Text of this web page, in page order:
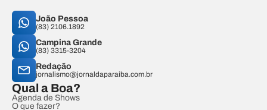
João Pessoa
(83) 2106.1892
Campina Grande
(83) 3315-3204
Redação
jornalismo@jornaldaparaiba.com.br
Qual a Boa?
Agenda de Shows
O que fazer?